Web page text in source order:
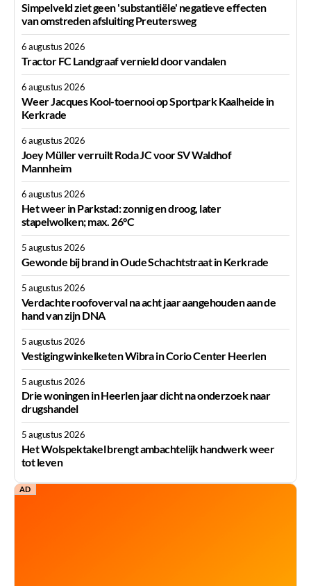
Simpelveld ziet geen 'substantiële' negatieve effecten
van omstreden afsluiting Preutersweg
6 augustus 2026
Tractor FC Landgraaf vernield door vandalen
6 augustus 2026
Weer Jacques Kool-toernooi op Sportpark Kaalheide in
Kerkrade
6 augustus 2026
Joey Müller verruilt Roda JC voor SV Waldhof
Mannheim
6 augustus 2026
Het weer in Parkstad: zonnig en droog, later
stapelwolken; max. 26°C
5 augustus 2026
Gewonde bij brand in Oude Schachtstraat in Kerkrade
5 augustus 2026
Verdachte roofoverval na acht jaar aangehouden aan de
hand van zijn DNA
5 augustus 2026
Vestiging winkelketen Wibra in Corio Center Heerlen
5 augustus 2026
Drie woningen in Heerlen jaar dicht na onderzoek naar
drugshandel
5 augustus 2026
Het Wolspektakel brengt ambachtelijk handwerk weer
tot leven
AD